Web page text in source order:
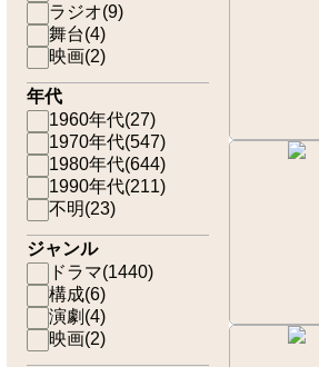
ラジオ(9)
舞台(4)
映画(2)
年代
1960年代(27)
1970年代(547)
1980年代(644)
1990年代(211)
不明(23)
ジャンル
ドラマ(1440)
構成(6)
演劇 (4)
映画(2)